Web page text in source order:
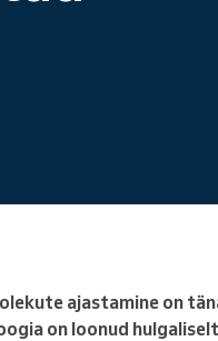
suurt ettevõtet
ajastamine on
on loonud